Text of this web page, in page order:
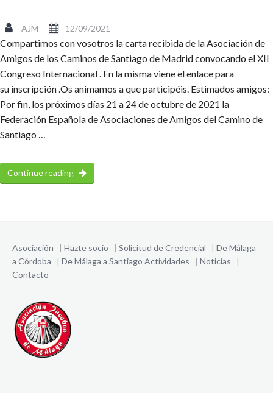
AJM 12/09/2021
Compartimos con vosotros la carta recibida de la Asociación de
Amigos de los Caminos de Santiago de Madrid convocando el XII
Congreso Internacional . En la misma viene el enlace para
su inscripción .Os animamos a que participéis. Estimados amigos:
Por fin, los próximos días 21 a 24 de octubre de 2021 la
Federación Española de Asociaciones de Amigos del Camino de
Santiago …
Continue reading
Asociación | Hazte socio | Solicitud de Credencial | De Málaga
a Córdoba | De Málaga a Santiago Actividades | Noticias |
Contacto